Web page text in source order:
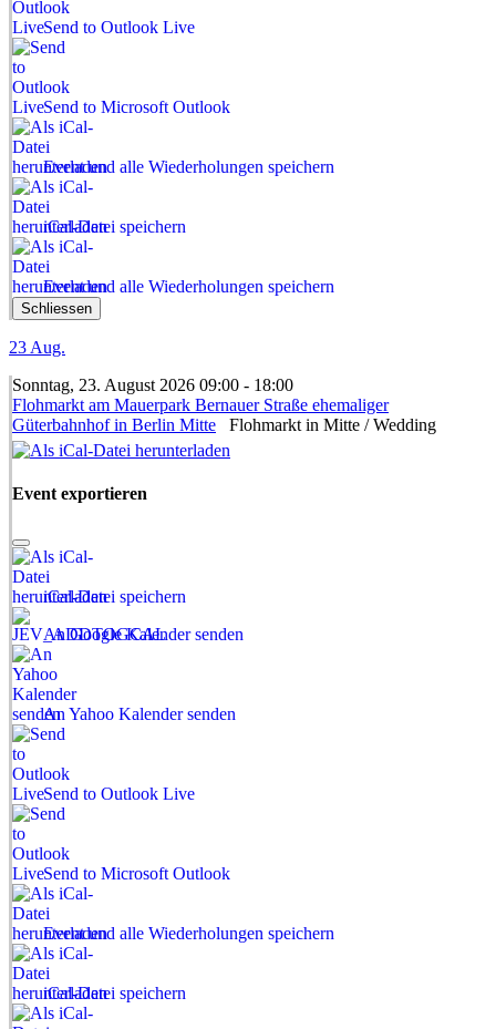
Send to Outlook Live
Send to Microsoft Outlook
Event und alle Wiederholungen speichern
iCal-Datei speichern
Event und alle Wiederholungen speichern
Schliessen
23 Aug.
Sonntag, 23. August 2026 09:00 - 18:00
Flohmarkt am Mauerpark Bernauer Straße ehemaliger
Güterbahnhof in Berlin Mitte Flohmarkt in Mitte / Wedding
Event exportieren
iCal-Datei speichern
An Google Kalender senden
An Yahoo Kalender senden
Send to Outlook Live
Send to Microsoft Outlook
Event und alle Wiederholungen speichern
iCal-Datei speichern